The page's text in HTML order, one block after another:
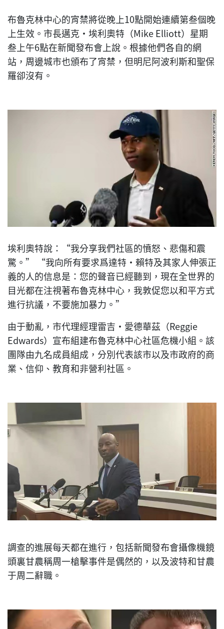
布魯克林中心的宵禁將從晚上10點開始連續第叁個晚
上生效。市長邁克·埃利奧特（Mike Elliott）星期
叁上午6點在新聞發布會上說。根據他們各自的網
站，周邊城市也頒布了宵禁，但明尼阿波利斯和聖保
羅卻沒有。
埃利奧特說：“我分享我們社區的憤怒、悲傷和震
驚。” “我向所有要求爲達特·賴特及其家人伸張正
義的人的信息是：您的聲音已經聽到，現在全世界的
目光都在注視著布魯克林中心，我敦促您以和平方式
進行抗議，不要施加暴力。”
由于動亂，市代理經理雷吉·愛德華茲（Reggie
Edwards）宣布組建布魯克林中心社區危機小組。該
團隊由九名成員組成，分別代表該市以及市政府的商
業、信仰、教育和非營利社區。
調查的進展每天都在進行，包括新聞發布會攝像機鏡
頭裏甘農稱周一槍擊事件是偶然的，以及波特和甘農
于周二辭職。